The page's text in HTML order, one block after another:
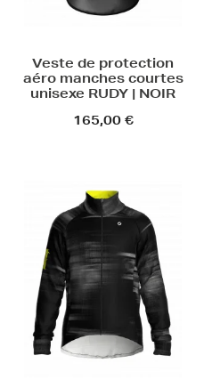
Veste de protection
aéro manches courtes
unisexe RUDY | NOIR
165,00 €